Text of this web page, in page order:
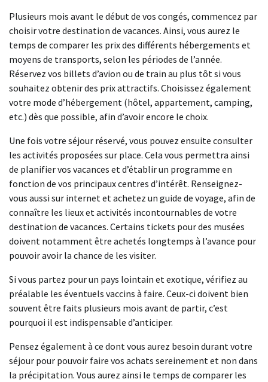
Plusieurs mois avant le début de vos congés, commencez par
choisir votre destination de vacances. Ainsi, vous aurez le
temps de comparer les prix des différents hébergements et
moyens de transports, selon les périodes de l’année.
Réservez vos billets d’avion ou de train au plus tôt si vous
souhaitez obtenir des prix attractifs. Choisissez également
votre mode d’hébergement (hôtel, appartement, camping,
etc.) dès que possible, afin d’avoir encore le choix.
Une fois votre séjour réservé, vous pouvez ensuite consulter
les activités proposées sur place. Cela vous permettra ainsi
de planifier vos vacances et d’établir un programme en
fonction de vos principaux centres d’intérêt. Renseignez-
vous aussi sur internet et achetez un guide de voyage, afin de
connaître les lieux et activités incontournables de votre
destination de vacances. Certains tickets pour des musées
doivent notamment être achetés longtemps à l’avance pour
pouvoir avoir la chance de les visiter.
Si vous partez pour un pays lointain et exotique, vérifiez au
préalable les éventuels vaccins à faire. Ceux-ci doivent bien
souvent être faits plusieurs mois avant de partir, c’est
pourquoi il est indispensable d’anticiper.
Pensez également à ce dont vous aurez besoin durant votre
séjour pour pouvoir faire vos achats sereinement et non dans
la précipitation. Vous aurez ainsi le temps de comparer les